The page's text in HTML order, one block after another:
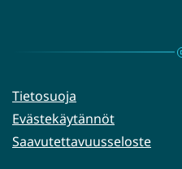
palveluun)
Tietosuoja
Evästekäytännöt
Saavutettavuusseloste